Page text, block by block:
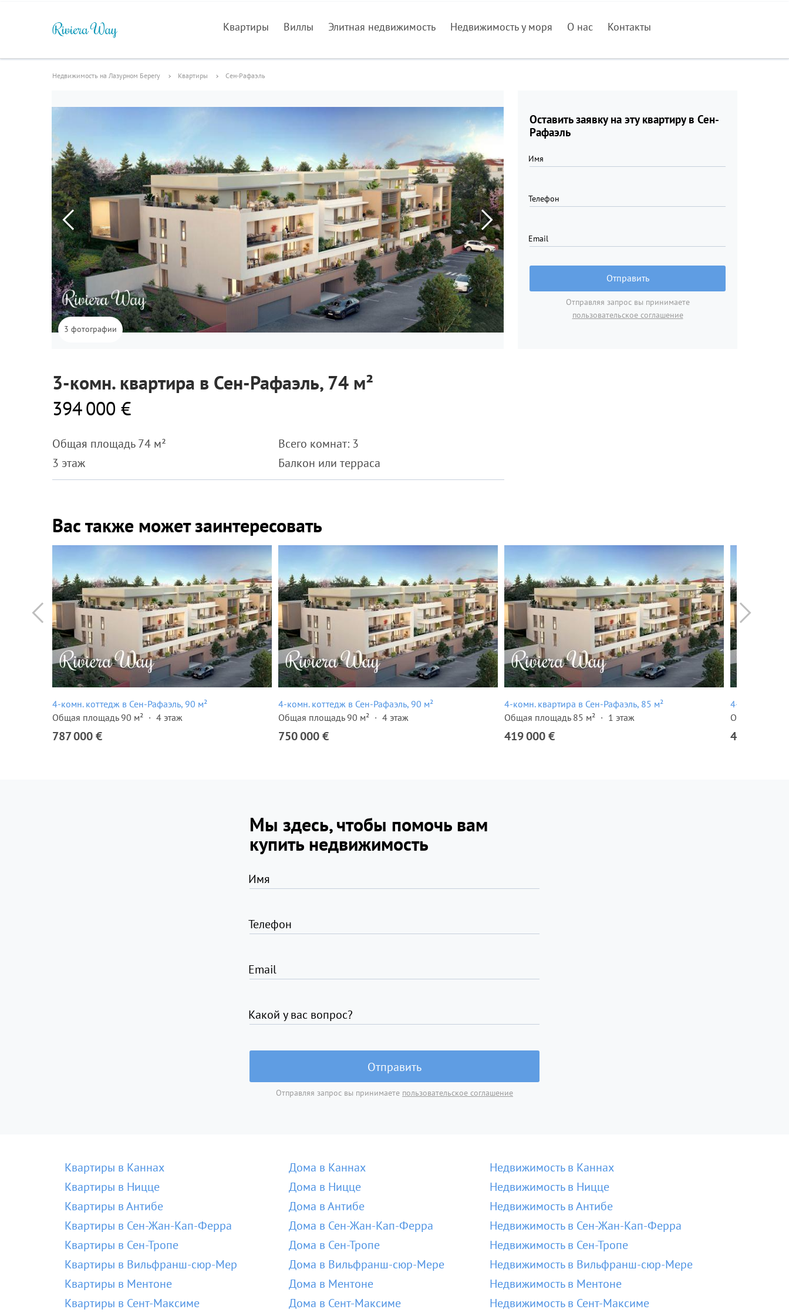
Квартиры Виллы Элитная недвижимость Недвижимость у моря О нас Контакты
Недвижимость на Лазурном Берегу Квартиры Сен-Рафаэль
Оставить заявку на эту квартиру в Сен-
Рафаэль
Имя
Телефон
Email
Отправить
Отправляя запрос вы принимаете
пользовательское соглашение
3 фотографии
3-комн. квартира в Сен-Рафаэль, 74 м²
394 000 €
Общая площадь 74 м²
3 этаж
Всего комнат: 3
Балкон или терраса
Вас также может заинтересовать
4-комн. коттедж в Сен-Рафаэль, 90 м²
Общая площадь 90 м²
4 этаж
787 000 €
4-комн. коттедж в Сен-Рафаэль, 90 м²
Общая площадь 90 м²
4 этаж
750 000 €
4-комн. квартира в Сен-Рафаэль, 85 м²
Общая площадь 85 м²
1 этаж
419 000 €
4-комн.
Общая
459 000 €
Мы здесь, чтобы помочь вам
купить недвижимость
Имя
Телефон
Email
Какой у вас вопрос?
Отправить
Отправляя запрос вы принимаете пользовательское соглашение
Квартиры в Каннах
Квартиры в Ницце
Квартиры в Антибе
Квартиры в Сен-Жан-Кап-Ферра
Квартиры в Сен-Тропе
Квартиры в Вильфранш-сюр-Мер
Квартиры в Ментоне
Квартиры в Сент-Максиме
Дома в Каннах
Дома в Ницце
Дома в Антибе
Дома в Сен-Жан-Кап-Ферра
Дома в Сен-Тропе
Дома в Вильфранш-сюр-Мере
Дома в Ментоне
Дома в Сент-Максиме
Недвижимость в Каннах
Недвижимость в Ницце
Недвижимость в Антибе
Недвижимость в Сен-Жан-Кап-Ферра
Недвижимость в Сен-Тропе
Недвижимость в Вильфранш-сюр-Мере
Недвижимость в Ментоне
Недвижимость в Сент-Максиме